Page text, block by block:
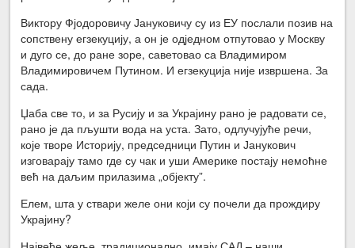
Виктору Фјодоровичу Јануковичу су из ЕУ послали позив на
сопствену егзекуцију, а он је одједном отпутовао у Москву
и дуго се, до ране зоре, саветовао са Владимиром
Владимировичем Путином. И егзекуција није извршена. За
сада.
Џаба све то, и за Русију и за Украјину рано је радовати се,
рано је да пљушти вода на уста. Зато, одлучујуће речи,
које творе Историју, председници Путин и Јанукович
изговарају тамо где су чак и уши Америке постају немоћне
већ на даљим прилазима „објекту”.
Елем, шта у ствари желе они који су почели да прождиру
Украјину?